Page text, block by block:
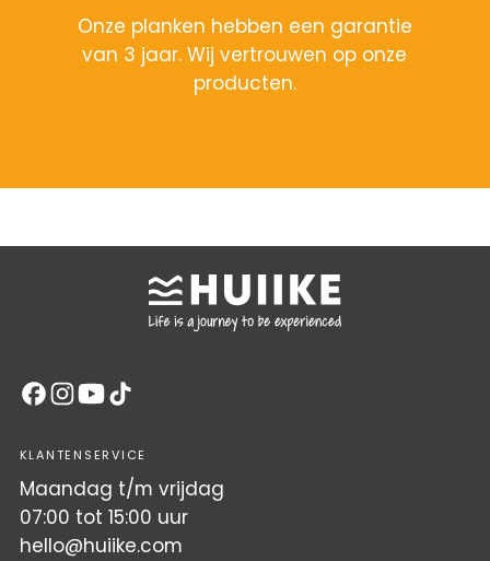
Onze planken hebben een garantie
van 3 jaar. Wij vertrouwen op onze
producten.
KLANTENSERVICE
Maandag t/m vrijdag
07:00 tot 15:00 uur
hello@huiike.com